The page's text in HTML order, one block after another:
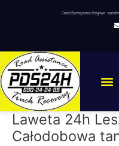
Całodobowa pomoc drogowa –
Laweta 24h
Całodobowa